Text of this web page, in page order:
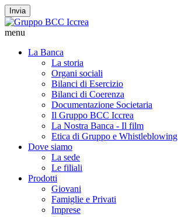
Invia
menu
La Banca
La storia
Organi sociali
Bilanci di Esercizio
Bilanci di Coerenza
Documentazione Societaria
Il Gruppo BCC Iccrea
La Nostra Banca - Il film
Etica di Gruppo e Whistleblowing
Dove siamo
La sede
Le filiali
Prodotti
Giovani
Famiglie e Privati
Imprese